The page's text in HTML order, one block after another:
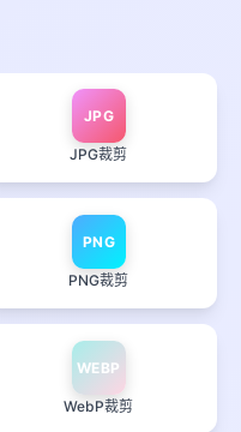
JPG
JPG裁剪
PNG
PNG裁剪
WEBP
WebP裁剪